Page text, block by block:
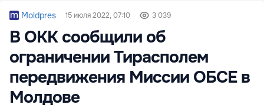
Moldpres 15 июля 2022, 07:10 3 039
В ОКК сообщили об
ограничении Тирасполем
передвижения Миссии ОБСЕ в
Молдове